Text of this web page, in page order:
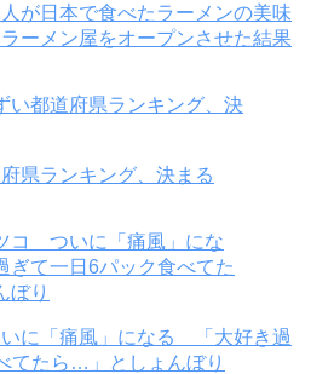
人が日本で食べたラーメンの美味
ーメン屋をオープンさせた結果
県ランキング、決まる
に「痛風」になる 「大好き過
てたら…」としょんぼり